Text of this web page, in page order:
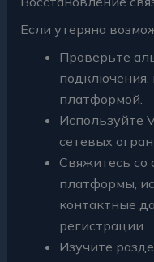
Если утеряна
Проверьте
подключения,
платформой.
Используйте
сетевых
Свяжитесь
платформы,
контактные
регистрации.
Изучите